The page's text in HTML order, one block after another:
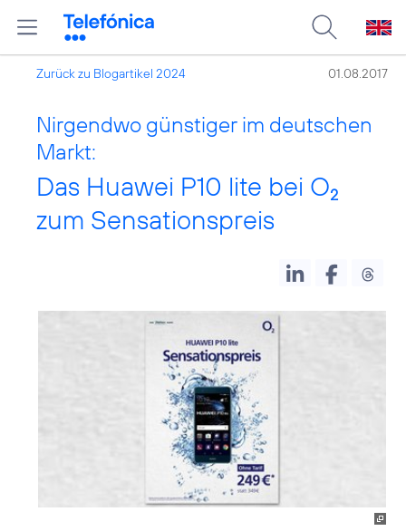
Zurück zu Blogartikel 2024 01.08.2017
Nirgendwo günstiger im deutschen
Markt:
Das Huawei P10 lite bei O2
zum Sensationspreis